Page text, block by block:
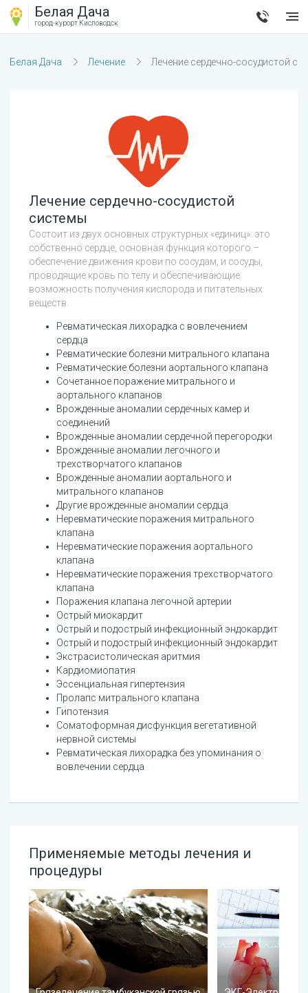
Белая Дача
город-курорт Кисловодск
Белая Дача Лечение Лечение сердечно-сосудистой
Лечение сердечно-сосудистой
системы
Состоит из двух основных структурных «единиц»: это
собственно сердце, основная функция которого –
обеспечение движения крови по сосудам, и сосуды,
проводящие кровь по телу и обеспечивающие
возможность получения кислорода и питательных
веществ.
Ревматическая лихорадка с вовлечением
сердца
Ревматические болезни митрального клапана
Ревматические болезни аортального клапана
Сочетанное поражение митрального и
аортального клапанов
Врожденные аномалии сердечных камер и
соединений
Врожденные аномалии сердечной перегородки
Врожденные аномалии легочного и
трехстворчатого клапанов
Врожденные аномалии аортального и
митрального клапанов
Другие врожденные аномалии сердца
Неревматические поражения митрального
клапана
Неревматические поражения аортального
клапана
Неревматические поражения трехстворчатого
клапана
Поражения клапана легочной артерии
Острый миокардит
Острый и подострый инфекционный эндокардит
Острый и подострый инфекционный эндокардит
Экстрасистолическая аритмия
Кардиомиопатия
Эссенциальная гипертензия
Пролапс митрального клапана
Гипотензия
Соматоформная дисфункция вегетативной
нервной системы
Ревматическая лихорадка без упоминания о
вовлечении сердца
Применяемые методы лечения и
процедуры